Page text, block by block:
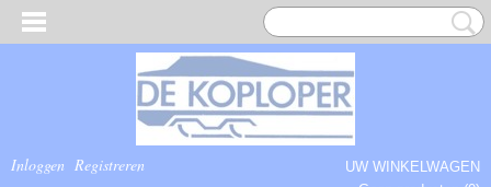
Inloggen Registreren
UW WINKELWAGEN